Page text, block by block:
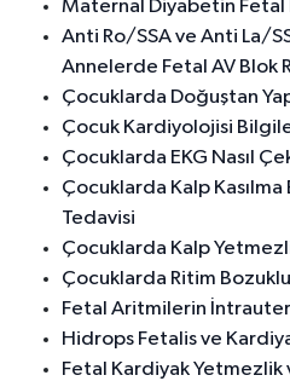
Maternal Diyabetin Fetal
Anti Ro/SSA ve Anti La/
Annelerde Fetal AV Blok
Çocuklarda Doğuştan
Çocuk Kardiyolojisi
Çocuklarda EKG Nasıl
Çocuklarda Kalp Kasılma
Tedavisi
Çocuklarda Kalp
Çocuklarda Ritim
Fetal Aritmilerin
Hidrops Fetalis ve
Fetal Kardiyak